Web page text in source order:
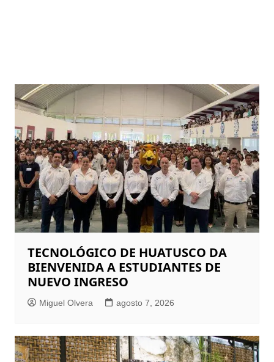
TECNOLÓGICO DE HUATUSCO DA
BIENVENIDA A ESTUDIANTES DE
NUEVO INGRESO
Miguel Olvera agosto 7, 2026